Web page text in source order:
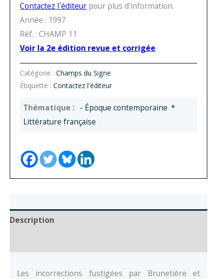
Contactez l´éditeur pour plus d’information.
Année : 1997
Réf. : CHAMP 11
Voir la 2e édition revue et corrigée
Catégorie : Champs du Signe
Étiquette : Contactez l'éditeur
- Époque contemporaine *
Littérature française
Description
Les incorrections fustigées par Brunetière et